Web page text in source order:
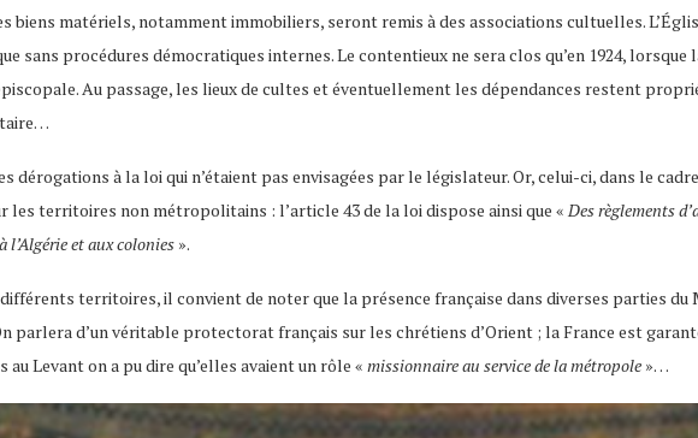
biens matériels, notamment immobiliers, seront remis à des associations cultuelles.
sans procédures démocratiques internes. Le contentieux ne sera clos qu’en 1924,
Au passage, les lieux de cultes et éventuellement les dépendances restent
dérogations à la loi qui n’étaient pas envisagées par le législateur. Or, celui-ci, dans le
les territoires non métropolitains : l’article 43 de la loi dispose ainsi que « Des règlements
l’Algérie et aux colonies ».
territoires, il convient de noter que la présence française dans diverses parties
parlera d’un véritable protectorat français sur les chrétiens d’Orient ; la France est
Levant on a pu dire qu’elles avaient un rôle « missionnaire au service de la métropole »…